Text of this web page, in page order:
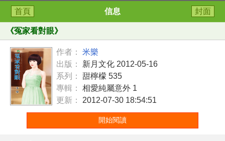
首頁 信息 封面
《冤家看對眼》
作者：
米樂
出版：
新月文化 2012-05-16
系列：
甜檸檬 535
專輯：
相愛純屬意外 1
更新：
2012-07-30 18:54:51
開始閱讀